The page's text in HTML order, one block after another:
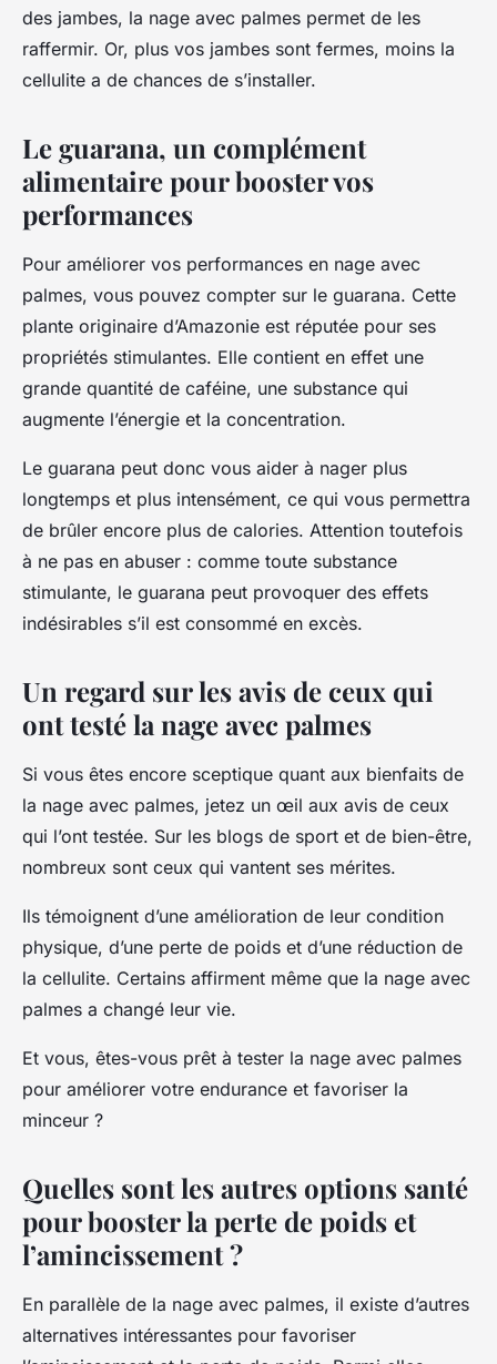
des jambes, la nage avec palmes permet de les
raffermir. Or, plus vos jambes sont fermes, moins la
cellulite a de chances de s’installer.
Le guarana, un complément
alimentaire pour booster vos
performances
Pour améliorer vos performances en nage avec
palmes, vous pouvez compter sur le guarana. Cette
plante originaire d’Amazonie est réputée pour ses
propriétés stimulantes. Elle contient en effet une
grande quantité de caféine, une substance qui
augmente l’énergie et la concentration.
Le guarana peut donc vous aider à nager plus
longtemps et plus intensément, ce qui vous permettra
de brûler encore plus de calories. Attention toutefois
à ne pas en abuser : comme toute substance
stimulante, le guarana peut provoquer des effets
indésirables s’il est consommé en excès.
Un regard sur les avis de ceux qui
ont testé la nage avec palmes
Si vous êtes encore sceptique quant aux bienfaits de
la nage avec palmes, jetez un œil aux avis de ceux
qui l’ont testée. Sur les blogs de sport et de bien-être,
nombreux sont ceux qui vantent ses mérites.
Ils témoignent d’une amélioration de leur condition
physique, d’une perte de poids et d’une réduction de
la cellulite. Certains affirment même que la nage avec
palmes a changé leur vie.
Et vous, êtes-vous prêt à tester la nage avec palmes
pour améliorer votre endurance et favoriser la
minceur ?
Quelles sont les autres options santé
pour booster la perte de poids et
l’amincissement ?
En parallèle de la nage avec palmes, il existe d’autres
alternatives intéressantes pour favoriser